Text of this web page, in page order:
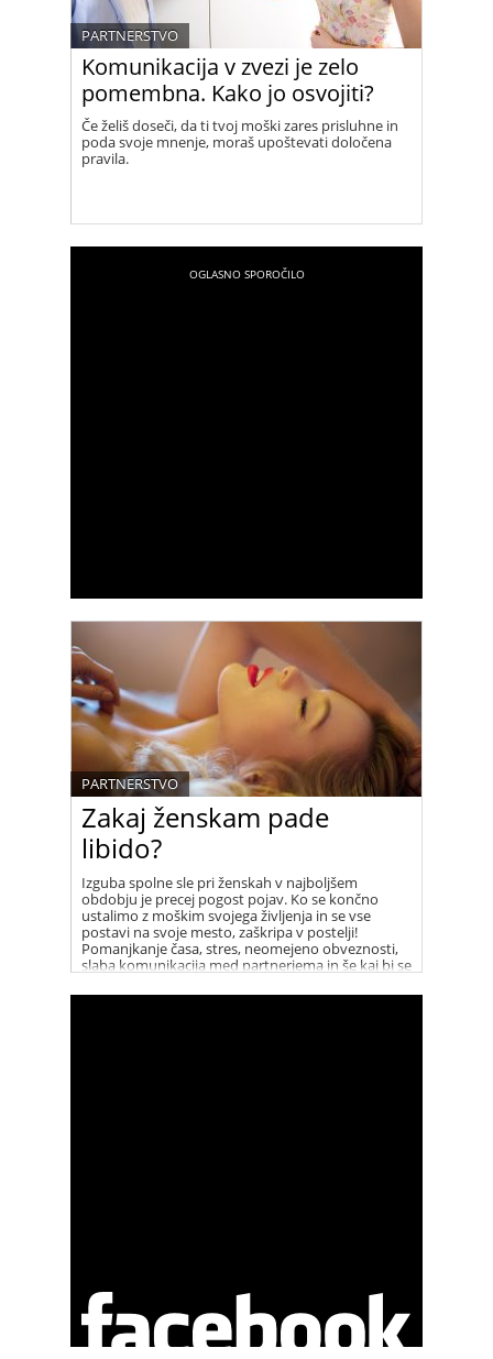
Komunikacija v zvezi je zelo
pomembna. Kako jo osvojiti?
PARTNERSTVO
Če želiš doseči, da ti tvoj moški zares prisluhne in
poda svoje mnenje, moraš upoštevati določena
pravila.
Zakaj ženskam pade
libido?
PARTNERSTVO
Izguba spolne sle pri ženskah v najboljšem
obdobju je precej pogost pojav. Ko se končno
ustalimo z moškim svojega življenja in se vse
postavi na svoje mesto, zaškripa v postelji!
Pomanjkanje časa, stres, neomejeno obveznosti,
slaba komunikacija med partnerjema in še kaj bi se